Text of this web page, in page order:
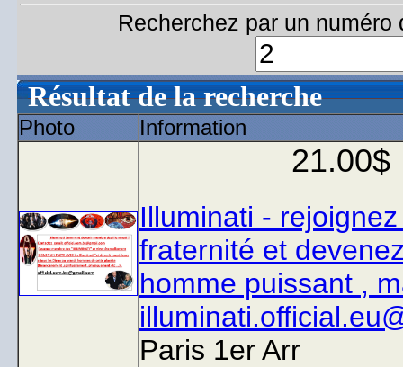
Recherchez par un
Résultat de la recherche
Photo Information
21.00$
Illuminati -
fraternité et
homme puissant ,
Paris 1er Arr